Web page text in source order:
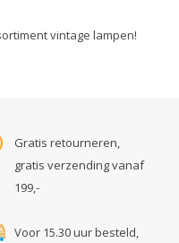
vintage lampen!
Gratis retourneren,
gratis verzending vanaf
199,-
Voor 15.30 uur besteld,